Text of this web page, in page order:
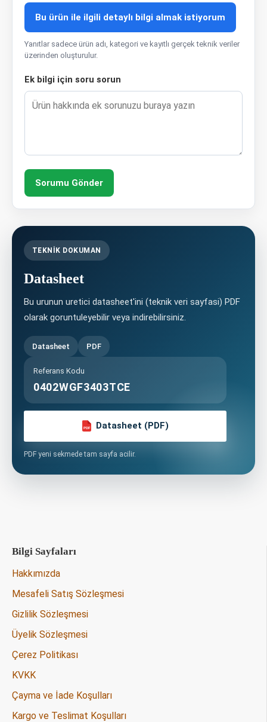
Bu ürün ile ilgili detaylı bilgi almak istiyorum
Yanıtlar sadece ürün adı, kategori ve kayıtlı gerçek teknik veriler
üzerinden oluşturulur.
Ek bilgi için soru sorun
Sorumu Gönder
TEKNIK DOKUMAN
Datasheet
Bu urunun uretici datasheet'ini (teknik veri sayfasi) PDF
olarak goruntuleyebilir veya indirebilirsiniz.
Datasheet PDF
Referans Kodu
0402WGF3403TCE
PDF Datasheet (PDF)
PDF yeni sekmede tam sayfa acilir.
Bilgi Sayfaları
Hakkımızda
Mesafeli Satış Sözleşmesi
Gizlilik Sözleşmesi
Üyelik Sözleşmesi
Çerez Politikası
KVKK
Çayma ve İade Koşulları
Kargo ve Teslimat Koşulları